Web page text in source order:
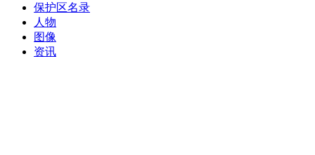
保护区名录
人物
图像
资讯